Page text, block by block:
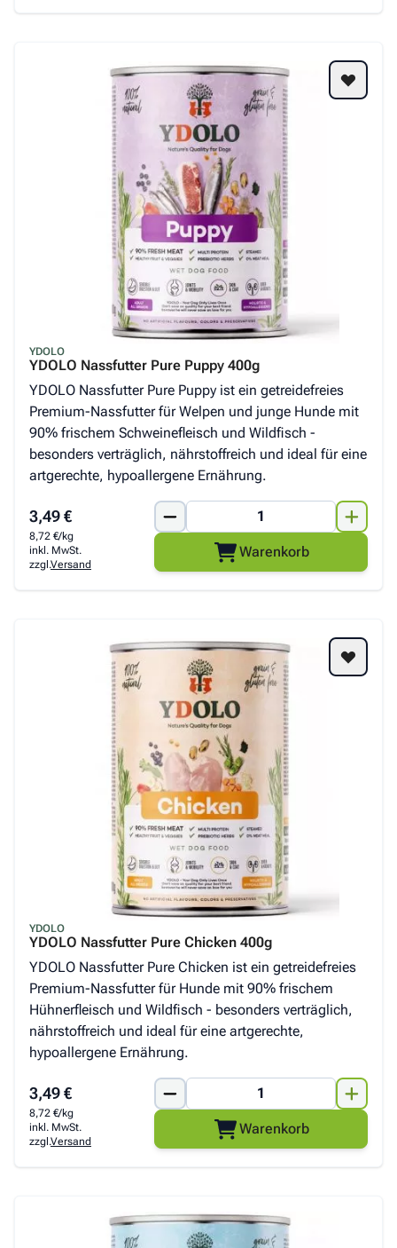
YDOLO
YDOLO Nassfutter Pure Puppy 400g
YDOLO Nassfutter Pure Puppy ist ein getreidefreies
Premium-Nassfutter für Welpen und junge Hunde mit
90% frischem Schweinefleisch und Wildfisch -
besonders verträglich, nährstoffreich und ideal für eine
artgerechte, hypoallergene Ernährung.
3,49 €
8,72 €/kg
inkl. MwSt.
zzgl.Versand
Warenkorb
YDOLO
YDOLO Nassfutter Pure Chicken 400g
YDOLO Nassfutter Pure Chicken ist ein getreidefreies
Premium-Nassfutter für Hunde mit 90% frischem
Hühnerfleisch und Wildfisch - besonders verträglich,
nährstoffreich und ideal für eine artgerechte,
hypoallergene Ernährung.
3,49 €
8,72 €/kg
inkl. MwSt.
zzgl.Versand
Warenkorb